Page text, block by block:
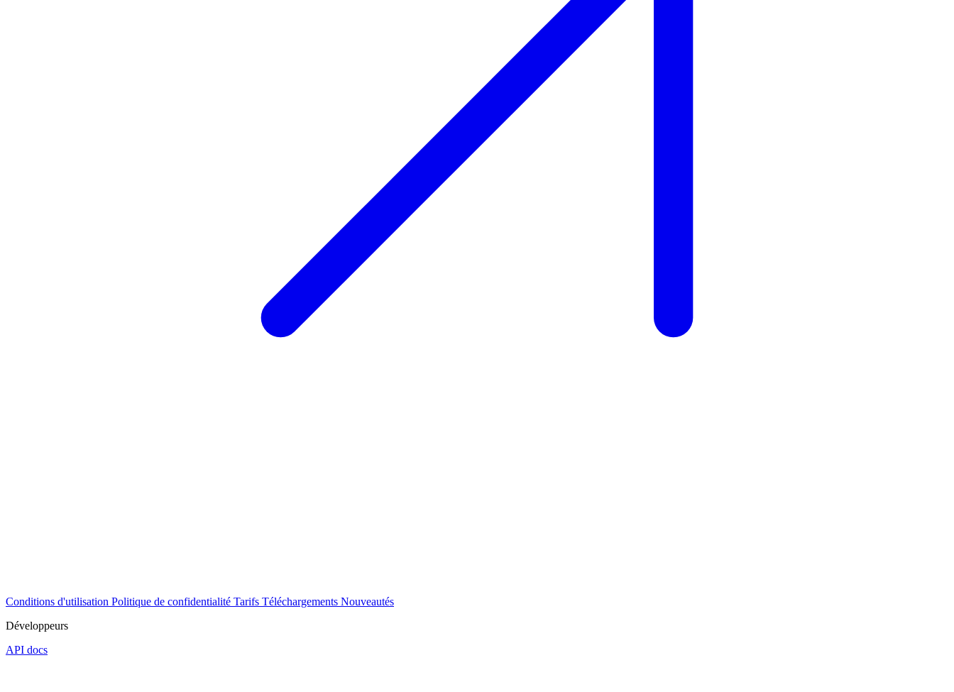
Conditions d'utilisation Politique de confidentialité Tarifs Téléchargements Nouveautés
Développeurs
API docs